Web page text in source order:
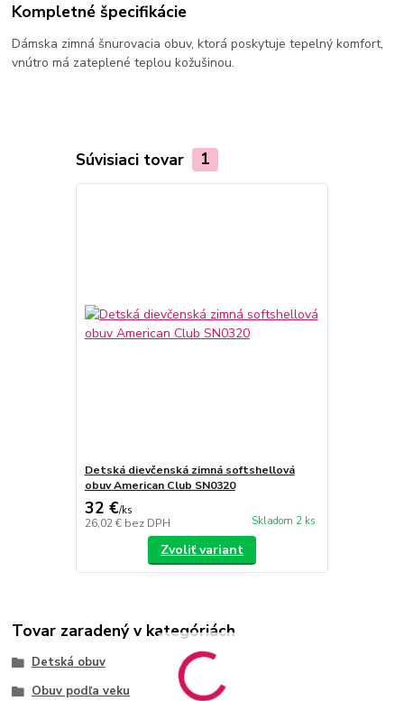
Kompletné špecifikácie
Dámska zimná šnurovacia obuv, ktorá poskytuje tepelný komfort,
vnútro má zateplené teplou kožušinou.
Súvisiaci tovar 1
Detská dievčenská zimná softshellová
obuv American Club SN0320
32 €/ks
26,02 € bez DPH Skladom 2 ks
Zvoliť variant
Tovar zaradený v kategóriách
Detská obuv
Obuv podľa veku